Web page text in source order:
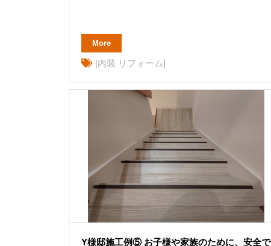
More
[内装 リフォーム]
Y様邸施工例⑤ お子様や家族のために、安全で